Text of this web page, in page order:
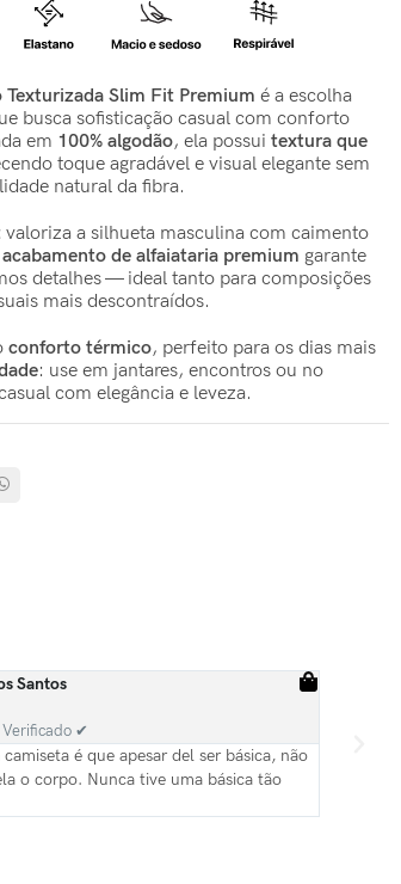
Texturizada Slim Fit Premium é a escolha
busca sofisticação casual com conforto
em 100% algodão, ela possuitextura que
toque agradável e visual elegante sem
natural da fibra.
valoriza a silhueta masculina com caimento
acabamento de alfaiataria premium garante
detalhes — ideal tanto para composições
mais descontraídos.
conforto térmico, perfeito para os dias mais
: use em jantares, encontros ou no
com elegância e leveza.
Santos
✔
é que apesar del ser básica, não
o corpo. Nunca tive uma básica tão